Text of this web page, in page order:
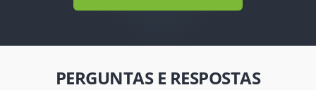
PERGUNTAS E RESPOSTAS